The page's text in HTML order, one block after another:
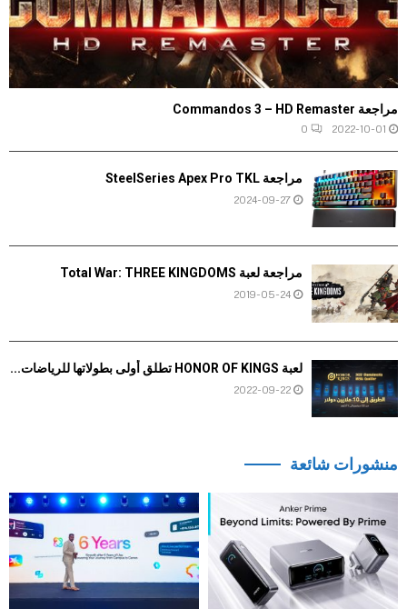
مراجعة Commandos 3 – HD Remaster
2022-10-01
0
مراجعة SteelSeries Apex Pro TKL
2024-09-27
مراجعة لعبة Total War: THREE KINGDOMS
2019-05-24
لعبة HONOR OF KINGS تطلق أولى بطولاتها للرياضات...
2022-09-22
منشورات شائعة